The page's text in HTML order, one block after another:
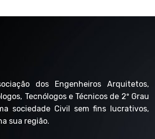
dos Engenheiros Arquitetos,
Tecnólogos e Técnicos de 2º Grau
sociedade Civil sem fins lucrativos,
sua região.